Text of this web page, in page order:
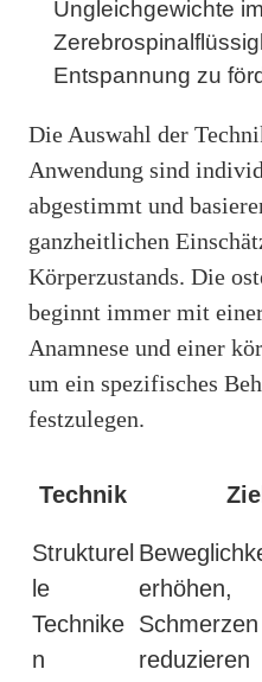
Ungleichgewichte
Entspannung zu
Die Auswahl der
Anwendung sind
abgestimmt und
ganzheitlichen
Körperzustands. Die
beginnt immer mit
Anamnese und einer
um ein spezifisches
festzulegen.
Technik Ziel
Strukturel
le
Technike
n
erhöhen,
Schmerzen
reduzieren